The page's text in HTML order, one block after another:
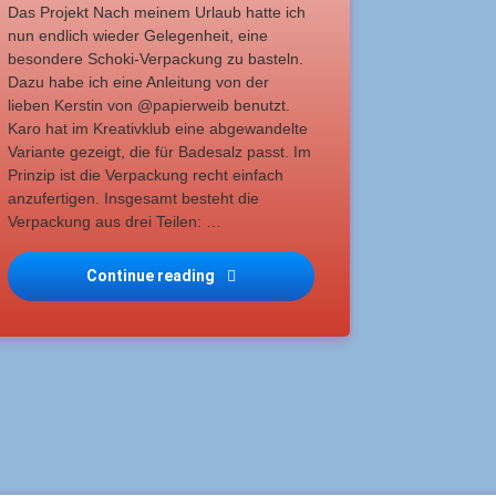
Das Projekt Nach meinem Urlaub hatte ich
nun endlich wieder Gelegenheit, eine
besondere Schoki-Verpackung zu basteln.
Dazu habe ich eine Anleitung von der
lieben Kerstin von @papierweib benutzt.
Karo hat im Kreativklub eine abgewandelte
Variante gezeigt, die für Badesalz passt. Im
Prinzip ist die Verpackung recht einfach
anzufertigen. Insgesamt besteht die
Verpackung aus drei Teilen: …
Continue reading Karos Kreativklub – 2025-07-01